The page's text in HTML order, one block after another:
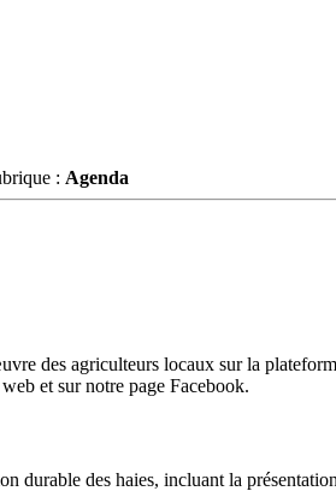
: Agenda
des agriculteurs locaux sur la
et sur notre page Facebook.
durable des haies, incluant la